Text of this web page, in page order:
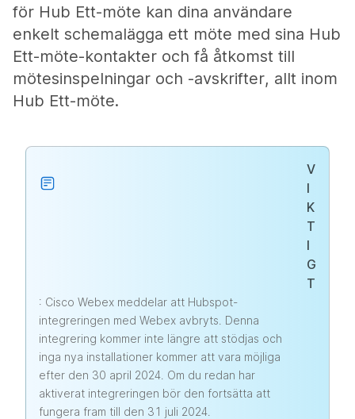
för Hub Ett-möte kan dina användare
enkelt schemalägga ett möte med sina Hub
Ett-möte-kontakter och få åtkomst till
mötesinspelningar och -avskrifter, allt inom
Hub Ett-möte.
V
I
K
T
I
G
T
: Cisco Webex meddelar att Hubspot-
integreringen med Webex avbryts. Denna
integrering kommer inte längre att stödjas och
inga nya installationer kommer att vara möjliga
efter den 30 april 2024. Om du redan har
aktiverat integreringen bör den fortsätta att
fungera fram till den 31 juli 2024.